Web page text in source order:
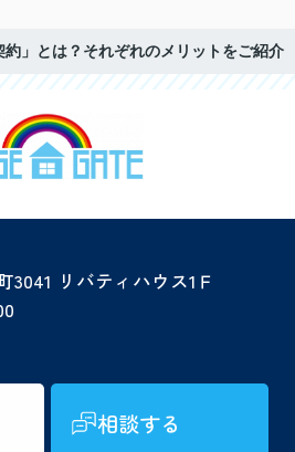
」とは？それぞれのメリットをご紹介
3041 リバティハウス1Ｆ
相談する